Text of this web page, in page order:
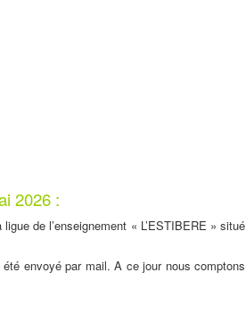
2026 :
de l’enseignement « L’ESTIBERE » situé
été envoyé par mail. A ce jour nous comptons